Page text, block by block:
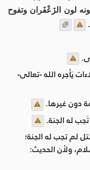
لون الزَعْفَران وتفوح
يَأجره الله -تعالى-
دون غيرها.
له الجنة.
لم تجب له الجنة؛
ولأن الحديث: